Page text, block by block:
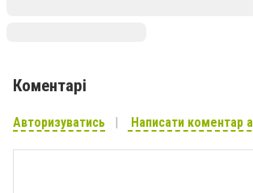
Коментарі
Авторизуватись Написати коментар